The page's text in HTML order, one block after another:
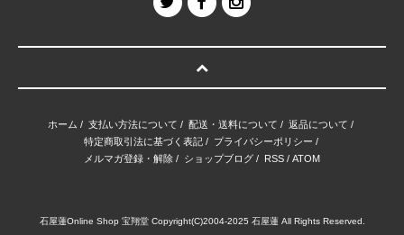
ホーム / 支払い方法について / 配送・送料について / 返品について /
特定商取引法に基づく表記/ プライバシーポリシー /
メルマガ登録・解除 / ショップブログ / RSS / ATOM
石屋蓮Online Shop 宝翔堂 Copyright(C)2004-2025 石屋蓮 All Rights Reserved.